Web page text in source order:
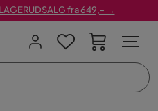
fra 649,- →